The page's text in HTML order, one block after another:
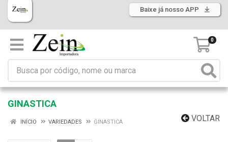
Baixe já nosso APP
0
GINASTICA
VOLTAR
INÍCIO VARIEDADES GINASTICA